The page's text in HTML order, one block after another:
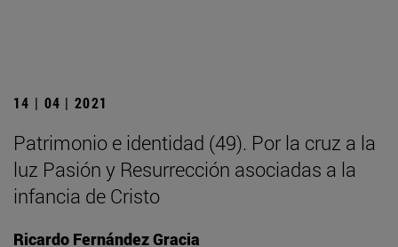
14 | 04 | 2021
Patrimonio e identidad (49). Por la cruz a la
luz Pasión y Resurrección asociadas a la
infancia de Cristo
Ricardo Fernández Gracia